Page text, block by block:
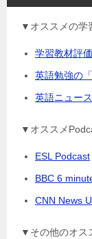
▼オススメの学
学習教材評価
英語勉強の
英語ニュー
▼オススメ
ESL Podcast
BBC 6
CNN News
▼その他のオス